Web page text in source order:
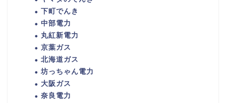
下町でんき
中部電力
丸紅新電力
京葉ガス
北海道ガス
坊っちゃん電力
大阪ガス
奈良電力